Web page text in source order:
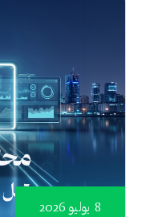
8 يوليو 2026